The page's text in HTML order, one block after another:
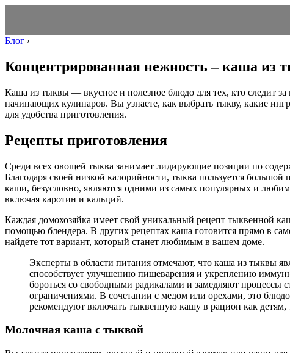
Блог ›
Концентрированная нежность – каша из
Каша из тыквы — вкусное и полезное блюдо для тех, кто следит
начинающих кулинаров. Вы узнаете, как выбрать тыкву, какие
для удобства приготовления.
Рецепты приготовления
Среди всех овощей тыква занимает лидирующие позиции по
Благодаря своей низкой калорийности, тыква пользуется
каши, безусловно, являются одними из самых популярных и
включая каротин и кальций.
Каждая домохозяйка имеет свой уникальный рецепт тыквенной
помощью блендера. В других рецептах каша готовится прямо в
найдете тот вариант, который станет любимым в вашем доме.
Эксперты в области питания отмечают, что каша из тыквы
способствует улучшению пищеварения и укреплению
бороться со свободными радикалами и замедляют процессы
ограничениями. В сочетании с медом или орехами, это
рекомендуют включать тыквенную кашу в рацион как детям,
Молочная каша с тыквой